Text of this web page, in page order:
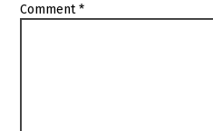
Comment*